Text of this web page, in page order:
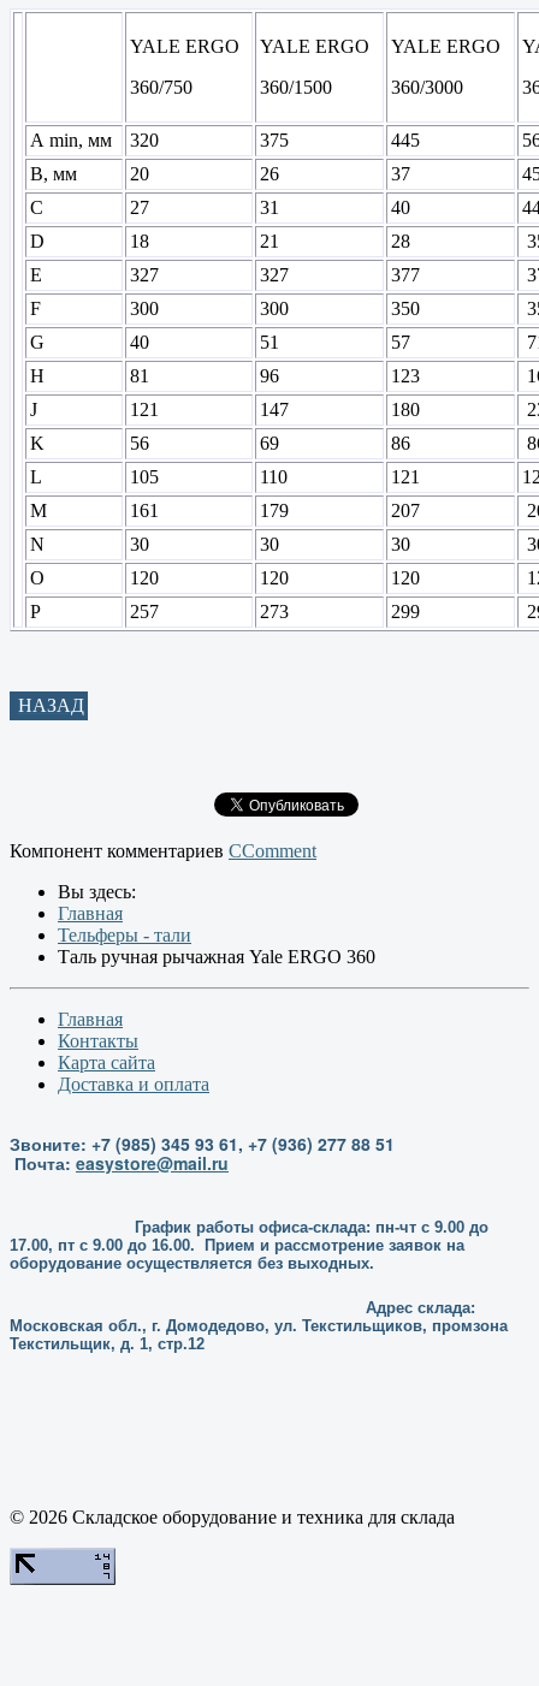
YALE ERGO
360/750
YALE ERGO
360/1500
YALE ERGO
360/3000
А min, мм 320 375 445
B, мм
20 26 37
C
27 31 40
D
18 21 28
E
327 327 377
F
300 300 350
G
40 51 57
H
81 96 123
J
121 147 180
K
56 69 86
L
105 110 121
M
161 179 207
N
30 30 30
O
120 120 120
P
257 273 299
НАЗАД
Компонент комментариев CComment
Вы здесь:
Главная
Тельферы - тали
Таль ручная рычажная Yale ERGO 360
Главная
Контакты
Карта сайта
Доставка и оплата
Звоните: +7 (985) 345 93 61, +7 (936) 277 88 51
Почта: easystore@mail.ru
График работы офиса-склада: пн-чт с 9.00 до
17.00, пт с 9.00 до 16.00. Прием и рассмотрение заявок на
оборудование осуществляется без выходных.
Адрес склада:
Московская обл., г. Домодедово, ул. Текстильщиков, промзона
Текстильщик, д. 1, стр.12
© 2026 Складское оборудование и техника для склада